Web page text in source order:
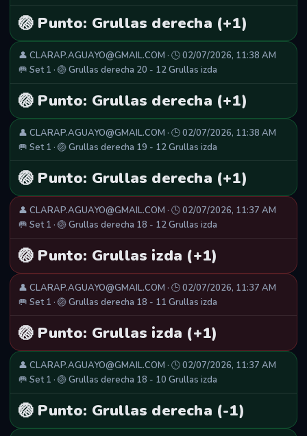
🏐 Punto: Grullas derecha (+1)
👤 CLARAP.AGUAYO@GMAIL.COM · 🕒 02/07/2026, 11:38 AM
🥅 Set 1 · 🏐 Grullas derecha 20 - 12 Grullas izda
🏐 Punto: Grullas derecha (+1)
👤 CLARAP.AGUAYO@GMAIL.COM · 🕒 02/07/2026, 11:38 AM
🥅 Set 1 · 🏐 Grullas derecha 19 - 12 Grullas izda
🏐 Punto: Grullas derecha (+1)
👤 CLARAP.AGUAYO@GMAIL.COM · 🕒 02/07/2026, 11:37 AM
🥅 Set 1 · 🏐 Grullas derecha 18 - 12 Grullas izda
🏐 Punto: Grullas izda (+1)
👤 CLARAP.AGUAYO@GMAIL.COM · 🕒 02/07/2026, 11:37 AM
🥅 Set 1 · 🏐 Grullas derecha 18 - 11 Grullas izda
🏐 Punto: Grullas izda (+1)
👤 CLARAP.AGUAYO@GMAIL.COM · 🕒 02/07/2026, 11:37 AM
🥅 Set 1 · 🏐 Grullas derecha 18 - 10 Grullas izda
🏐 Punto: Grullas derecha (-1)